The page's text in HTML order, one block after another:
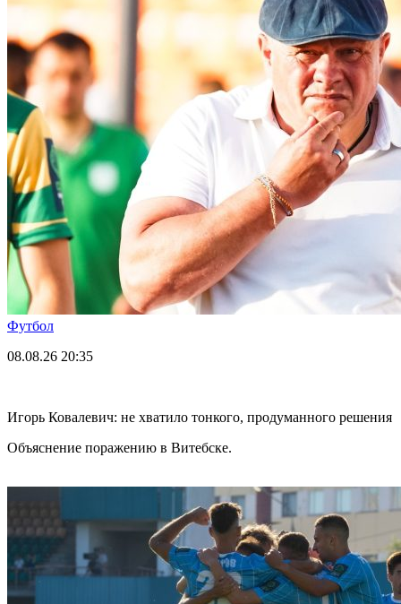
Футбол
08.08.26 20:35
Игорь Ковалевич: не хватило тонкого, продуманного решения
Объяснение поражению в Витебске.